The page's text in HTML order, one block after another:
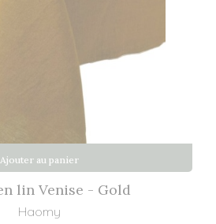
lin Venise - Gold
Haomy
Ajouter au panier